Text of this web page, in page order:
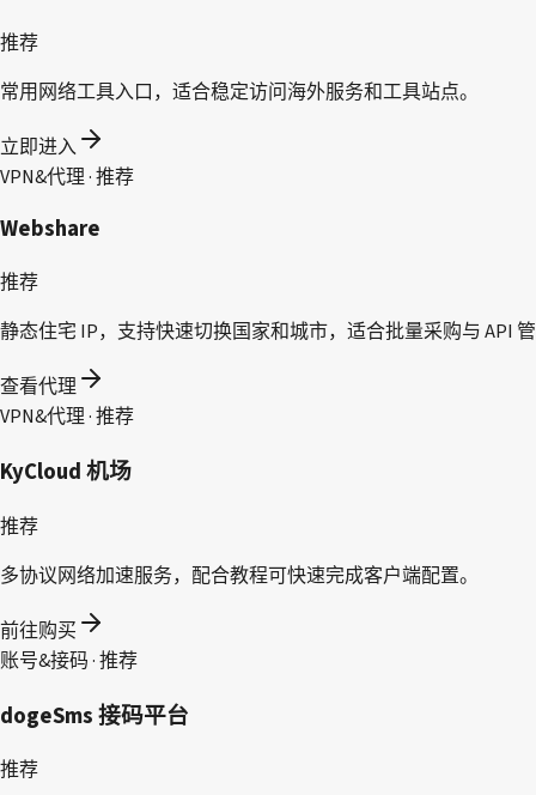
推荐
常用网络工具入口，适合稳定访问海外服务和工具站点。
立即进入
VPN&代理 · 推荐
Webshare
推荐
静态住宅 IP，支持快速切换国家和城市，适合批量采购与 API
查看代理
VPN&代理 · 推荐
KyCloud 机场
推荐
多协议网络加速服务，配合教程可快速完成客户端配置。
前往购买
账号&接码 · 推荐
dogeSms 接码平台
推荐